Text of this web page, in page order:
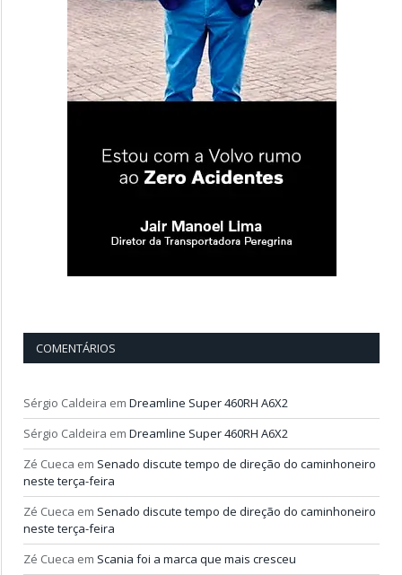
COMENTÁRIOS
Sérgio Caldeira em Dreamline Super 460RH A6X2
Sérgio Caldeira em Dreamline Super 460RH A6X2
Zé Cueca em Senado discute tempo de direção do caminhoneiro
neste terça-feira
Zé Cueca em Senado discute tempo de direção do caminhoneiro
neste terça-feira
Zé Cueca em Scania foi a marca que mais cresceu